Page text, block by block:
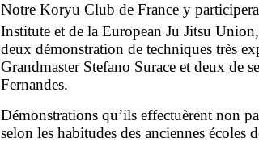
Notre Koryu Club de France y
Institute et de la European Ju Jitsu
deux démonstration de techniques très
Grandmaster Stefano Surace et deux de
Fernandes.
Démonstrations qu’ils effectuèrent non
selon les habitudes des anciennes écoles